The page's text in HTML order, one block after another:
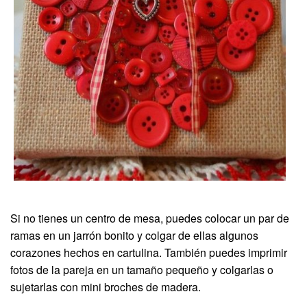
Si no tienes un centro de mesa, puedes colocar un par de
ramas en un jarrón bonito y colgar de ellas algunos
corazones hechos en cartulina. También puedes imprimir
fotos de la pareja en un tamaño pequeño y colgarlas o
sujetarlas con mini broches de madera.